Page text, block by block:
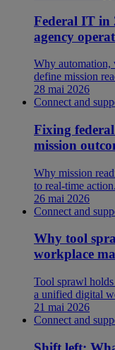
Federal IT in
agency
Why automation,
define mission
28 mai 2026
Connect and
Fixing
mission
Why mission
to real-time action.
26 mai 2026
Connect and
Why tool
workplace
Tool sprawl
a unified digital
21 mai 2026
Connect and